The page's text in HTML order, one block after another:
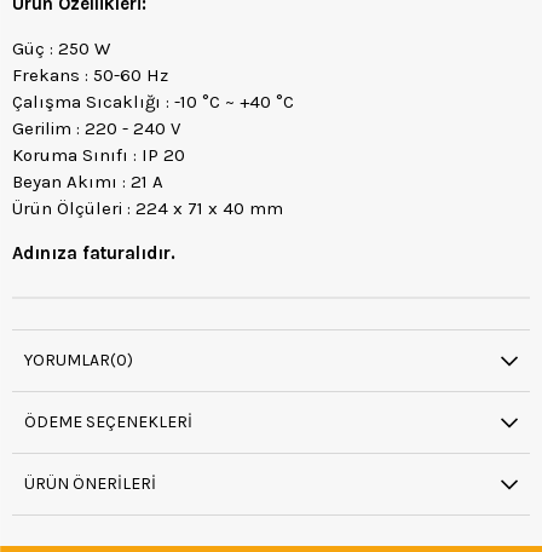
Güç : 250 W
Frekans : 50-60 Hz
Çalışma Sıcaklığı : -10 °C ~ +40 °C
Gerilim : 220 - 240 V
Koruma Sınıfı : IP 20
Beyan Akımı : 21 A
Ürün Ölçüleri : 224 x 71 x 40 mm
Adınıza faturalıdır.
YORUMLAR(0)
ÖDEME SEÇENEKLERI
ÜRÜN ÖNERILERI